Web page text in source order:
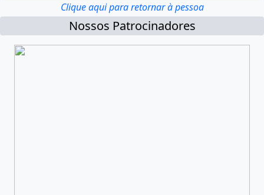
Clique aqui para retornar à pessoa
Nossos Patrocinadores